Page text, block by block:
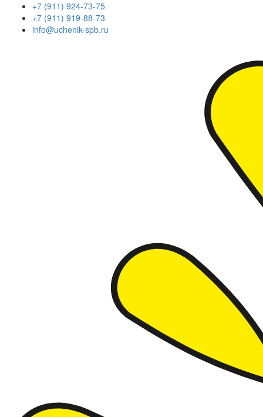
+7 (911) 924-73-75
+7 (911) 919-88-73
info@uchenik-spb.ru